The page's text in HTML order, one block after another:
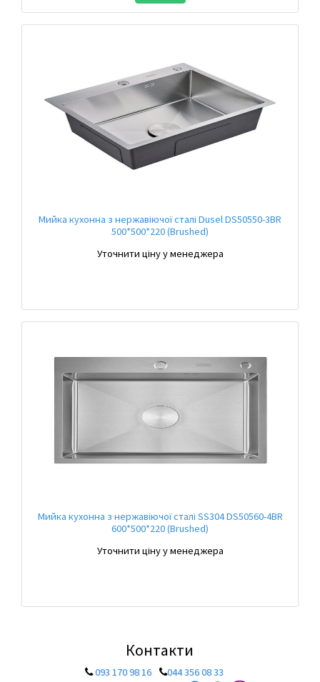
Мийка кухонна з нержавіючої сталі Dusel DS50550-3BR
500*500*220 (Brushed)
Уточнити ціну у менеджера
Мийка кухонна з нержавіючої сталі SS304 DS50560-4BR
600*500*220 (Brushed)
Уточнити ціну у менеджера
Контакти
093 170 98 16 044 356 08 33